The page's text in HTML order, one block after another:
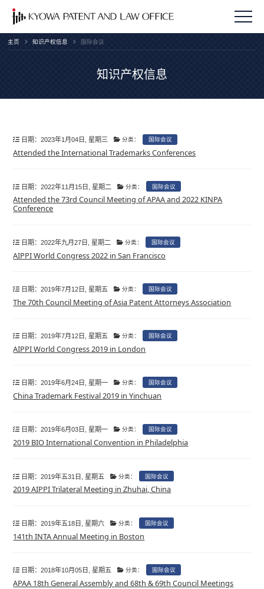
主页 知识产权信息 国际会议
知识产权信息
Attended the International Trademarks Conferences
分类： 国际会议
日期：2023年1月04日, 星期三
Attended the 73rd Council Meeting of APAA and 2022 KINPA
Conference
分类： 国际会议
日期：2022年11月15日, 星期二
AIPPI World Congress 2022 in San Francisco
分类： 国际会议
日期：2022年九月27日, 星期二
The 70th Council Meeting of Asia Patent Attorneys Association
分类： 国际会议
日期：2019年7月12日, 星期五
AIPPI World Congress 2019 in London
分类： 国际会议
日期：2019年7月12日, 星期五
China Trademark Festival 2019 in Yinchuan
分类： 国际会议
日期：2019年6月24日, 星期一
2019 BIO International Convention in Philadelphia
分类： 国际会议
日期：2019年6月03日, 星期一
2019 AIPPI Trilateral Meeting in Zhuhai, China
分类： 国际会议
日期：2019年五31日, 星期五
141th INTA Annual Meeting in Boston
分类： 国际会议
日期：2019年五18日, 星期六
APAA 18th General Assembly and 68th & 69th Council Meetings
分类： 国际会议
日期：2018年10月05日, 星期五